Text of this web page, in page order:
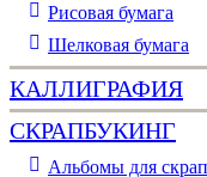
Рисовая бумага
Шелковая бумага
КАЛЛИГРАФИЯ
СКРАПБУКИНГ
Альбомы для